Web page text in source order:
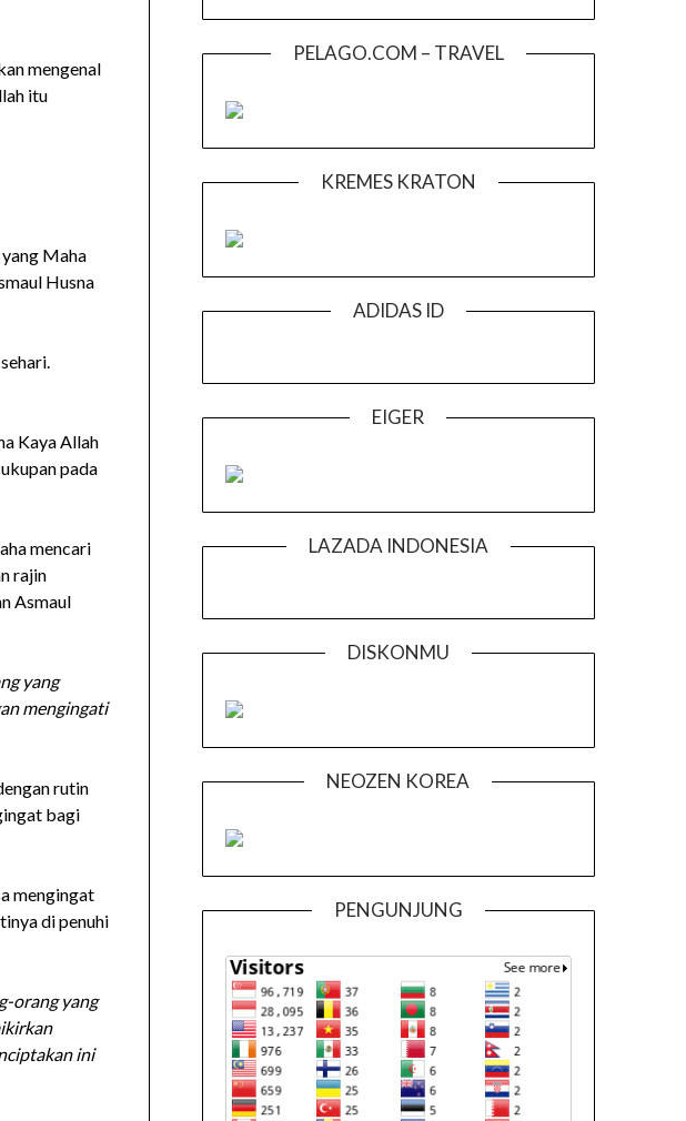
mengenal
itu
Maha
Husna
Kaya Allah
pada
mencari
rajin
Asmaul
yang
mengingati
rutin
bagi
mengingat
di penuhi
orang yang
ini
PELAGO.COM – TRAVEL
KREMES KRATON
ADIDAS ID
EIGER
LAZADA INDONESIA
DISKONMU
NEOZEN KOREA
PENGUNJUNG